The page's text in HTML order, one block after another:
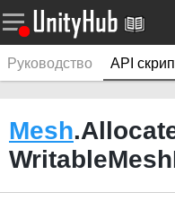
Руководство API
Mesh